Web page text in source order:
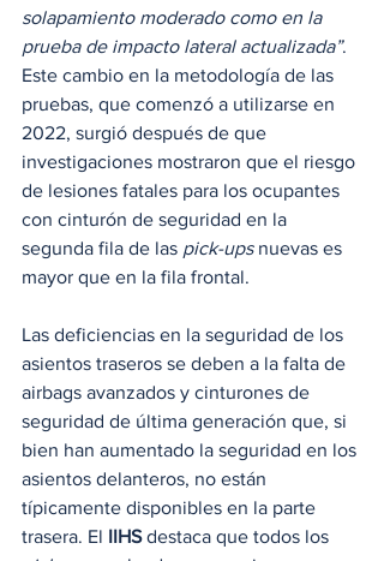
solapamiento moderado como en la
prueba de impacto lateral actualizada”.
Este cambio en la metodología de las
pruebas, que comenzó a utilizarse en
2022, surgió después de que
investigaciones mostraron que el riesgo
de lesiones fatales para los ocupantes
con cinturón de seguridad en la
segunda fila de las pick-ups nuevas es
mayor que en la fila frontal.
Las deficiencias en la seguridad de los
asientos traseros se deben a la falta de
airbags avanzados y cinturones de
seguridad de última generación que, si
bien han aumentado la seguridad en los
asientos delanteros, no están
típicamente disponibles en la parte
trasera. El IIHS destaca que todos los